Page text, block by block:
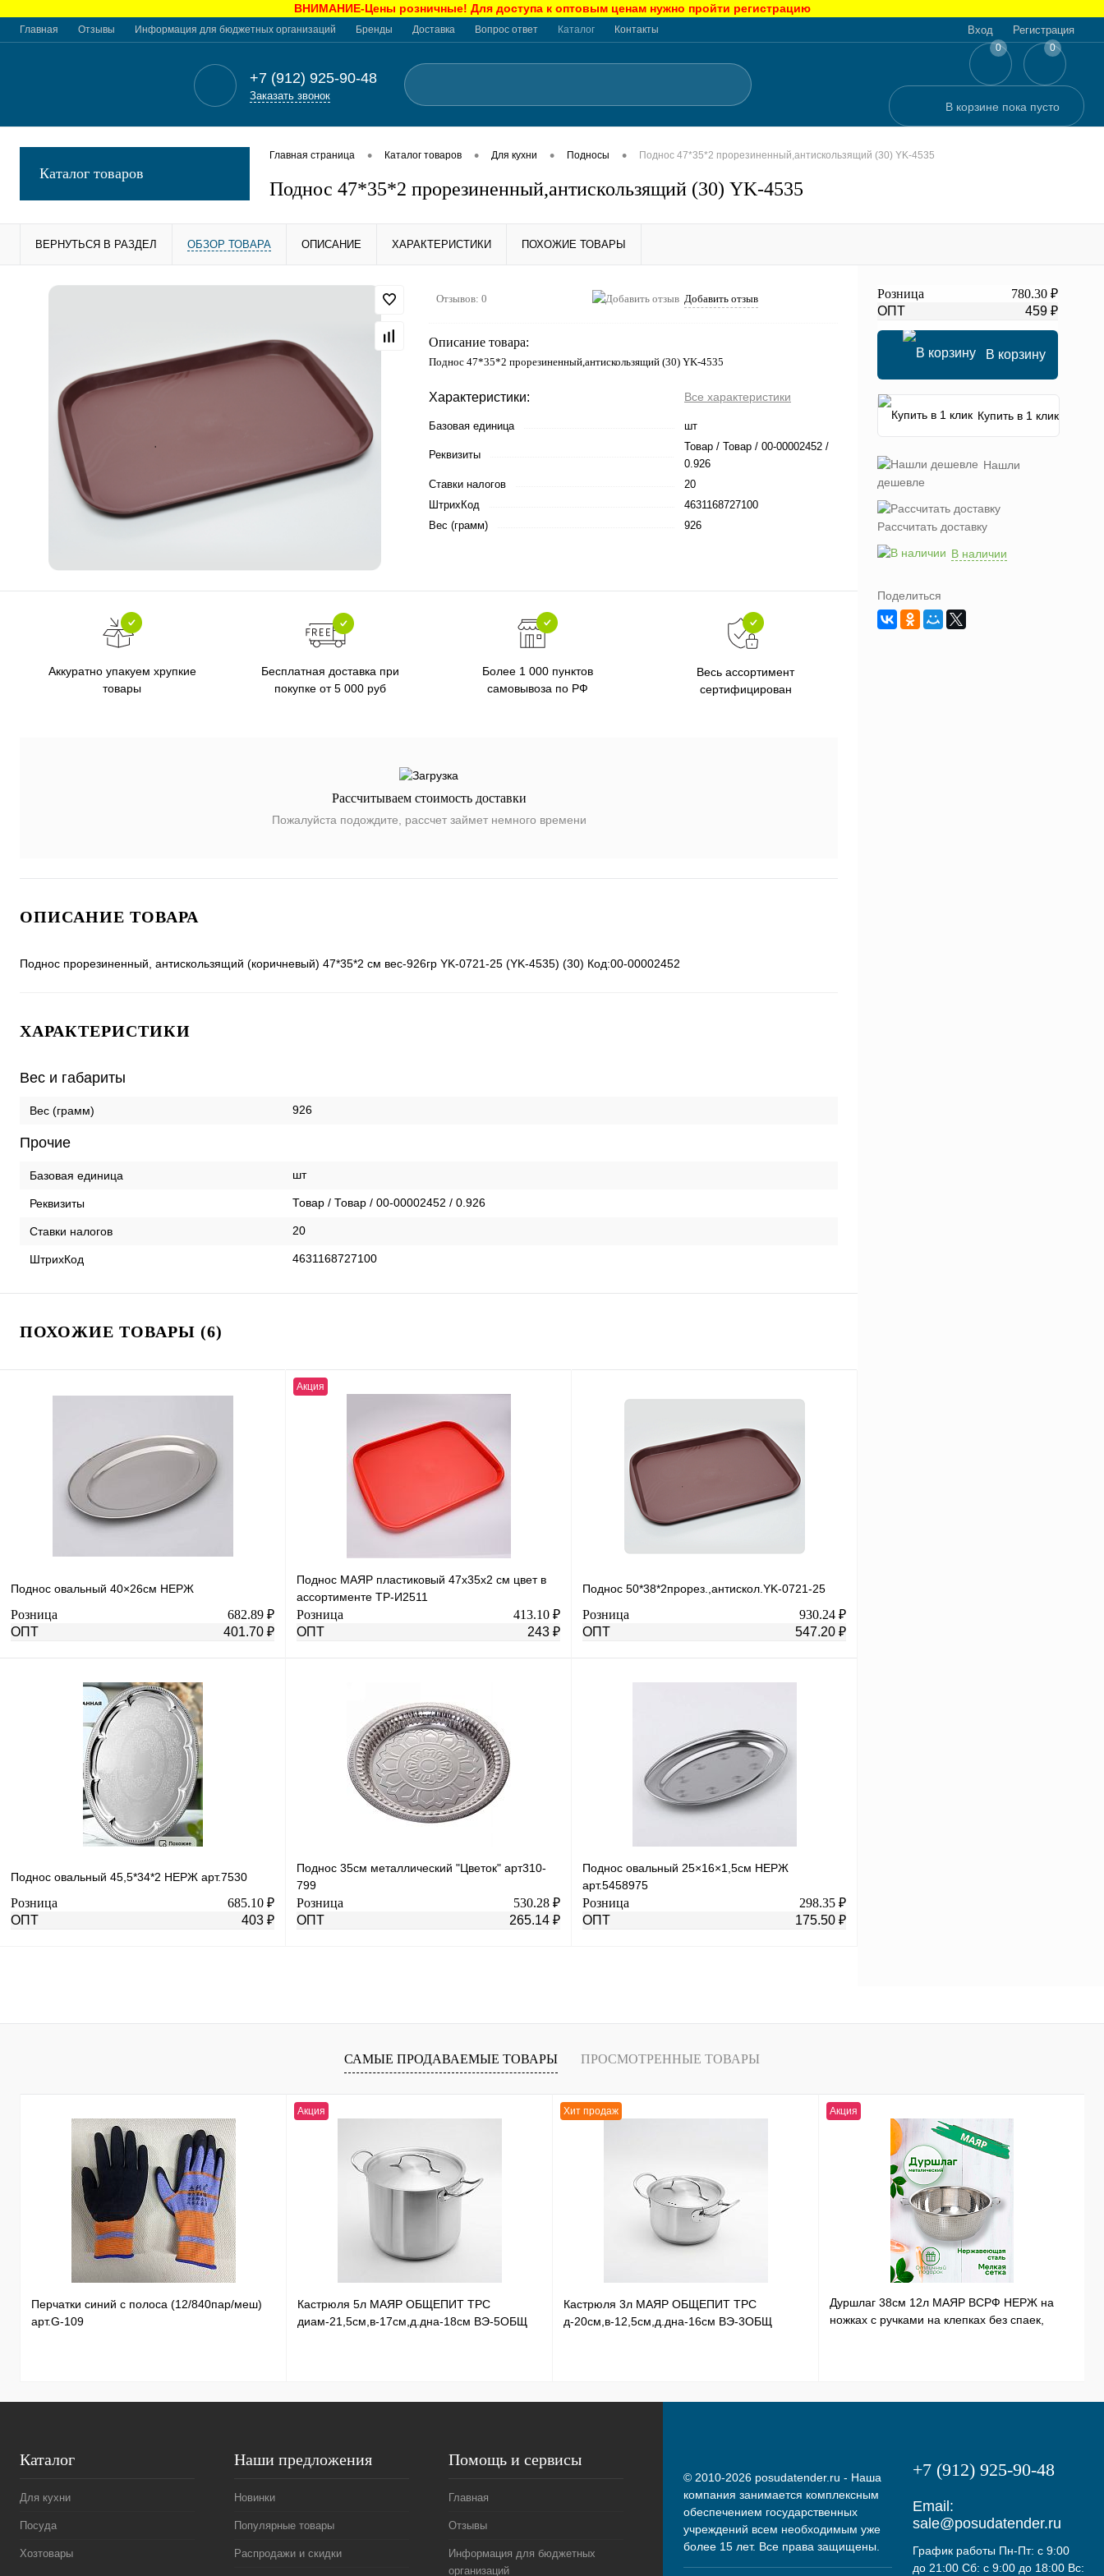
ВНИМАНИЕ-Цены розничные! Для доступа к оптовым ценам нужно пройти регистрацию
Главная Отзывы Информация для бюджетных организаций Бренды Доставка Вопрос ответ Каталог Контакты Вход Регистрация
+7 (912) 925-90-48
Заказать звонок
0 0
В корзине пока пусто
Каталог товаров
Главная страница • Каталог товаров • Для кухни • Подносы • Поднос 47*35*2 прорезиненный,антискользящий (30) YK-4535
Поднос 47*35*2 прорезиненный,антискользящий (30) YK-4535
ВЕРНУТЬСЯ В РАЗДЕЛ ОБЗОР ТОВАРА ОПИСАНИЕ ХАРАКТЕРИСТИКИ ПОХОЖИЕ ТОВАРЫ
Отзывов: 0 Добавить отзыв
Описание товара:
Поднос 47*35*2 прорезиненный,антискользящий (30) YK-4535
Характеристики: Все характеристики
Базовая единица шт
Реквизиты
Товар / Товар / 00-00002452 /
0.926
Ставки налогов
20
ШтрихКод
4631168727100
Вес (грамм)
926
Аккуратно упакуем хрупкие
товары
Бесплатная доставка при
покупке от 5 000 руб
Более 1 000 пунктов
самовывоза по РФ
Весь ассортимент
сертифицирован
Рассчитываем стоимость доставки
Пожалуйста подождите, рассчет займет немного времени
ОПИСАНИЕ ТОВАРА
Поднос прорезиненный, антискользящий (коричневый) 47*35*2 см вес-926гр YK-0721-25 (YK-4535) (30) Код:00-00002452
ХАРАКТЕРИСТИКИ
Вес и габариты
Вес (грамм) 926
Прочие
Базовая единица шт
Реквизиты Товар / Товар / 00-00002452 / 0.926
Ставки налогов 20
ШтрихКод 4631168727100
ПОХОЖИЕ ТОВАРЫ (6)
Поднос овальный 40×26см НЕРЖ
Розница
682.89 ₽
ОПТ
401.70 ₽
В корзину
Купить в 1 клик К сравнению
наличии
Акция
Поднос МАЯР пластиковый 47х35х2 см цвет в
ассортименте TP-И2511
Розница
413.10 ₽
ОПТ
243 ₽
Купить в 1 клик К сравнению
В избранное
наличии
Поднос 50*38*2прорез.,антискол.YK-0721-25
Розница
930.24 ₽
ОПТ
547.20 ₽
К сравнению
наличии
Поднос овальный 45,5*34*2 НЕРЖ арт.7530
Розница
685.10 ₽
ОПТ
403 ₽
Купить в 1 клик К сравнению
Поднос 35см металлический "Цветок" арт310-
799
Розница
530.28 ₽
ОПТ
265.14 ₽
Купить в 1 клик К сравнению
наличии
Поднос овальный 25×16×1,5см НЕРЖ
арт.5458975
Розница
298.35 ₽
ОПТ
175.50 ₽
Купить в 1 клик К сравнению
наличии
Розница
780.30 ₽
ОПТ
459 ₽
В корзину
Купить в 1 клик
Нашли
дешевле
Рассчитать доставку
В наличии
Поделиться
САМЫЕ ПРОДАВАЕМЫЕ ТОВАРЫ ПРОСМОТРЕННЫЕ ТОВАРЫ
Перчатки синий с полоса (12/840пар/меш)
арт.G-109
Акция
Кастрюля 5л МАЯР ОБЩЕПИТ ТРС
диам-21,5см,в-17см,д.дна-18см ВЭ-5ОБЩ
Хит продаж
Кастрюля 3л МАЯР ОБЩЕПИТ ТРС
д-20см,в-12,5см,д.дна-16см ВЭ-3ОБЩ
Акция
Дуршлаг 38см 12л МАЯР ВСРФ НЕРЖ на
ножках с ручками на клепках без спаек,
Каталог
Для кухни
Посуда
Хозтовары
Наши предложения
Новинки
Популярные товары
Распродажи и скидки
Помощь и сервисы
Главная
Отзывы
Информация для бюджетных
организаций
© 2010-2026 posudatender.ru - Наша
компания занимается комплексным
обеспечением государственных
учреждений всем необходимым уже
более 15 лет. Все права защищены.
+7 (912) 925-90-48
Email:
sale@posudatender.ru
График работы Пн-Пт: с 9:00
до 21:00 Сб: с 9:00 до 18:00 Вс: